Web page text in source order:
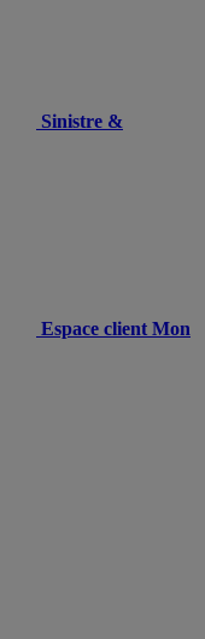
Sinistre &
Espace client Mon